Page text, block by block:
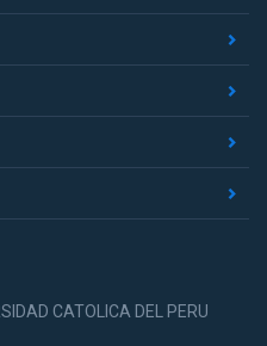
CATOLICA DEL PERU